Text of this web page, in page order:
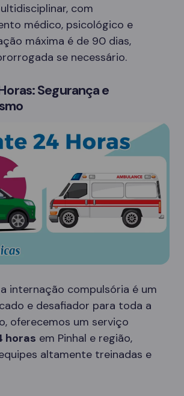
com
médico, psicológico e
máxima é de 90 dias,
se necessário.
Segurança e
internação compulsória é um
e desafiador para toda a
oferecemos um serviço
horas em Pinhal e região,
altamente treinadas e